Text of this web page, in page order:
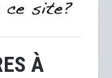
À